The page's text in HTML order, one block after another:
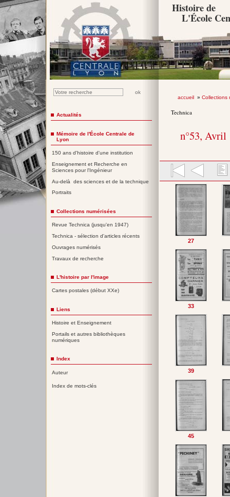
Histoire de
L'École
accueil» Collections
Technica
n°53, Avril
27
33
39
45
Actualités
Mémoire de l'École Centrale de
Lyon
150 ans d'histoire d'une institution
Enseignement et Recherche en
Sciences pour l'Ingénieur
Au-delà des sciences et de la technique
Portraits
Collections numérisées
Revue Technica (jusqu'en 1947)
Technica - sélection d'articles récents
Ouvrages numérisés
Travaux de recherche
L'histoire par l'image
Cartes postales (début XXe)
Liens
Histoire et Enseignement
Portails et autres bibliothèques
numériques
Index
Auteur
Index de mots-clés